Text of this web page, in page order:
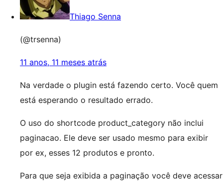
Thiago Senna
(@trsenna)
11 anos, 11 meses atrás
Na verdade o plugin está fazendo certo. Você quem
está esperando o resultado errado.
O uso do shortcode product_category não inclui
paginacao. Ele deve ser usado mesmo para exibir
por ex, esses 12 produtos e pronto.
Para que seja exibida a paginação você deve acessar